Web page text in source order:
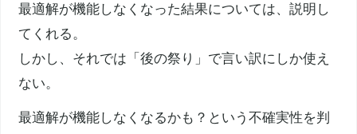
最適解が機能しなくなった結果については、説明し
てくれる。
しかし、それでは「後の祭り」で言い訳にしか使え
ない。
最適解が機能しなくなるかも？という不確実性を判